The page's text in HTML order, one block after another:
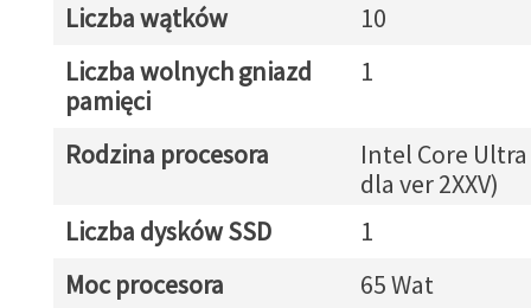
Liczba wątków
10
Liczba wolnych gniazd
pamięci
1
Rodzina procesora
Intel Core
dla ver 2XXV)
Liczba dysków SSD
1
Moc procesora
65 Wat